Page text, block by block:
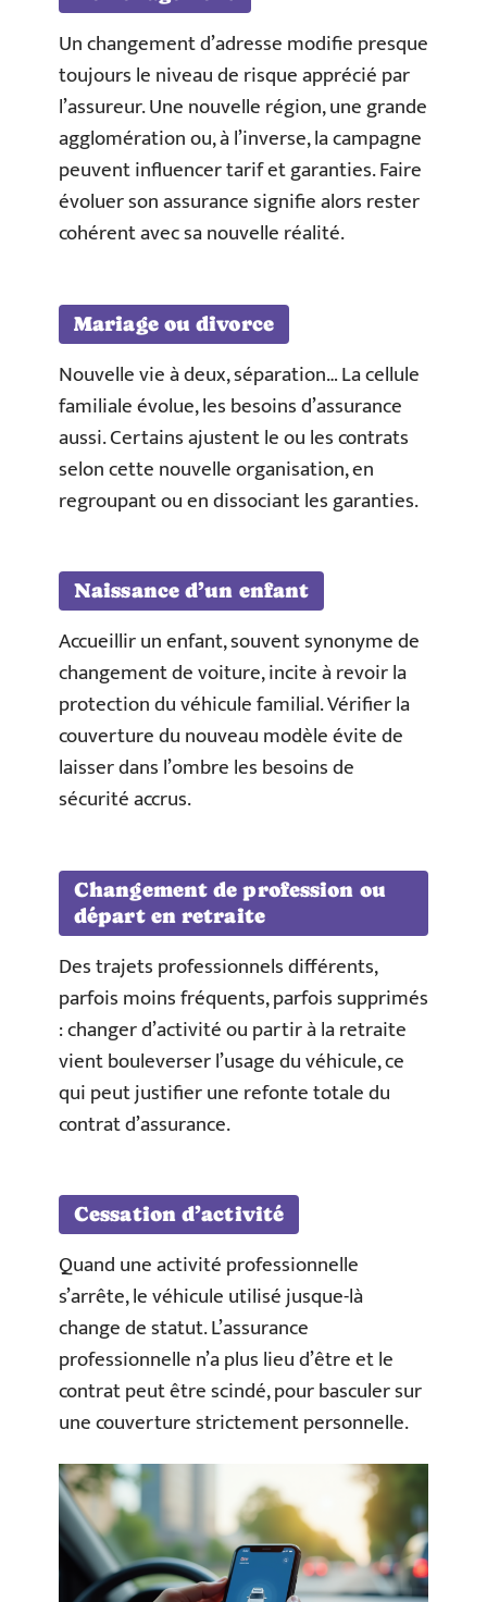
Un changement d’adresse modifie presque
toujours le niveau de risque apprécié par
l’assureur. Une nouvelle région, une grande
agglomération ou, à l’inverse, la campagne
peuvent influencer tarif et garanties. Faire
évoluer son assurance signifie alors rester
cohérent avec sa nouvelle réalité.
Mariage ou divorce
Nouvelle vie à deux, séparation… La cellule
familiale évolue, les besoins d’assurance
aussi. Certains ajustent le ou les contrats
selon cette nouvelle organisation, en
regroupant ou en dissociant les garanties.
Naissance d’un enfant
Accueillir un enfant, souvent synonyme de
changement de voiture, incite à revoir la
protection du véhicule familial. Vérifier la
couverture du nouveau modèle évite de
laisser dans l’ombre les besoins de
sécurité accrus.
Changement de profession ou
départ en retraite
Des trajets professionnels différents,
parfois moins fréquents, parfois supprimés
: changer d’activité ou partir à la retraite
vient bouleverser l’usage du véhicule, ce
qui peut justifier une refonte totale du
contrat d’assurance.
Cessation d’activité
Quand une activité professionnelle
s’arrête, le véhicule utilisé jusque-là
change de statut. L’assurance
professionnelle n’a plus lieu d’être et le
contrat peut être scindé, pour basculer sur
une couverture strictement personnelle.